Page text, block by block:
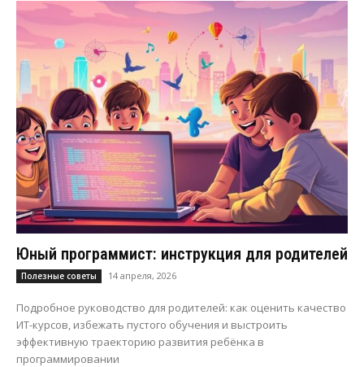
Юный программист: инструкция для родителей
Полезные советы 14 апреля, 2026
Подробное руководство для родителей: как оценить качество
ИТ-курсов, избежать пустого обучения и выстроить
эффективную траекторию развития ребёнка в
программировании